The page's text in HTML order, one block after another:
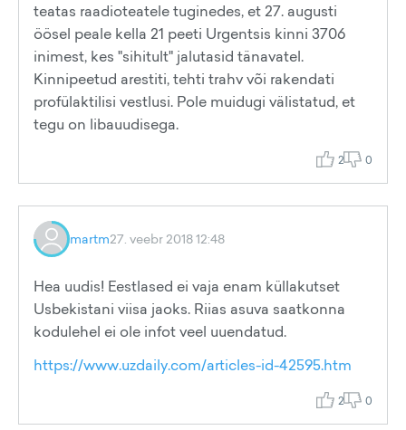
teatas raadioteatele tuginedes, et 27. augusti
öösel peale kella 21 peeti Urgentsis kinni 3706
inimest, kes "sihitult" jalutasid tänavatel.
Kinnipeetud arestiti, tehti trahv või rakendati
profülaktilisi vestlusi. Pole muidugi välistatud, et
tegu on libauudisega.
2 0
martm27. veebr 2018 12:48
Hea uudis! Eestlased ei vaja enam küllakutset
Usbekistani viisa jaoks. Riias asuva saatkonna
kodulehel ei ole infot veel uuendatud.
https://www.uzdaily.com/articles-id-42595.htm
2 0